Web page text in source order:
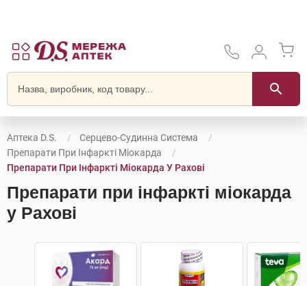
Аптека D.S.
Серцево-Судинна Система
Препарати При Інфаркті Міокарда
Препарати При Інфаркті Міокарда У Рахові
Препарати при інфаркті міокарда
у Рахові